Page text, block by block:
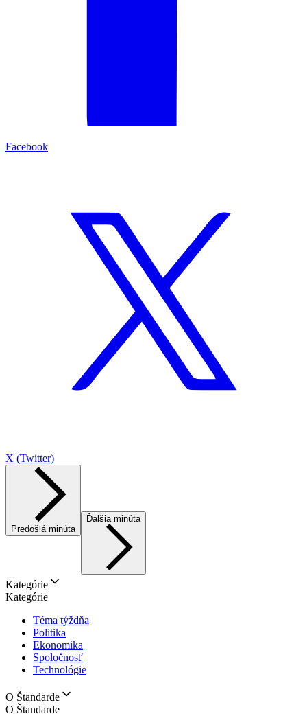
Facebook
X (Twitter)
Predošlá minúta
Ďalšia minúta
Kategórie
Kategórie
Téma týždňa
Politika
Ekonomika
Spoločnosť
Technológie
O Štandarde
O Štandarde